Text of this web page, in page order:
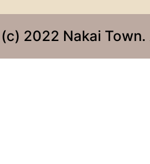
2022 Nakai Town.